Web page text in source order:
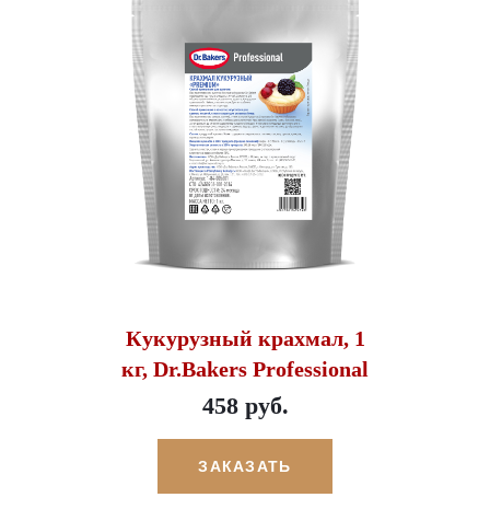
Кукурузный крахмал, 1
кг, Dr.Bakers Professional
458 руб.
ЗАКАЗАТЬ